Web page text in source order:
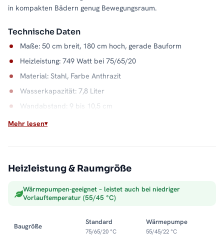
in kompakten Bädern genug Bewegungsraum.
Technische Daten
Maße: 50 cm breit, 180 cm hoch, gerade Bauform
Heizleistung: 749 Watt bei 75/65/20
Material: Stahl, Farbe Anthrazit
Wasserkapazität: 7,8 Liter
Wandabstand: 9 bis 10,5 cm
Max. Betriebsdruck: 5 bar
Zentralheizung angeschlossen. Der Stahlkorpus gibt die Wärme
Alle Größen und Ausführungen der Serie finden Sie in der
Mehr lesen
Heizleistung & Raumgröße
Wärmepumpen-geeignet – leistet auch bei niedriger
Vorlauftemperatur (55/45 °C)
Baugröße
Standard
75/65/20 °C
Wärmepumpe
55/45/22 °C